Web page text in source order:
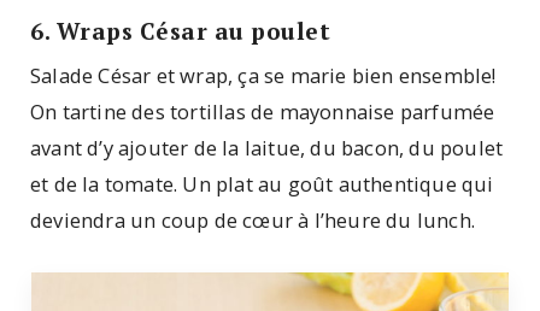
6. Wraps César au poulet
Salade César et wrap, ça se marie bien ensemble!
On tartine des tortillas de mayonnaise parfumée
avant d’y ajouter de la laitue, du bacon, du poulet
et de la tomate. Un plat au goût authentique qui
deviendra un coup de cœur à l’heure du lunch.